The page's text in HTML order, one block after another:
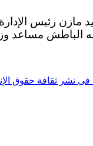
رئيس الإدارة
الباطش
نشر ثقافة حقوق